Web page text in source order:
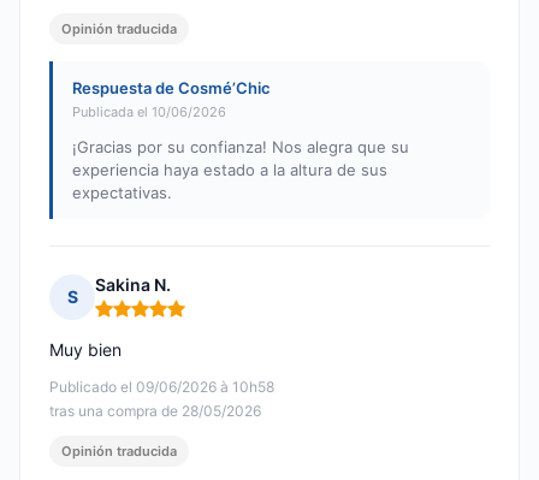
Opinión traducida
Respuesta de Cosmé’Chic
Publicada el 10/06/2026
¡Gracias por su confianza! Nos alegra que su
experiencia haya estado a la altura de sus
expectativas.
S
Sakina N.
Nota: 5 de 5
Publicado el 09/06/2026 à 10h58
tras una compra de 28/05/2026
Muy bien
Opinión traducida